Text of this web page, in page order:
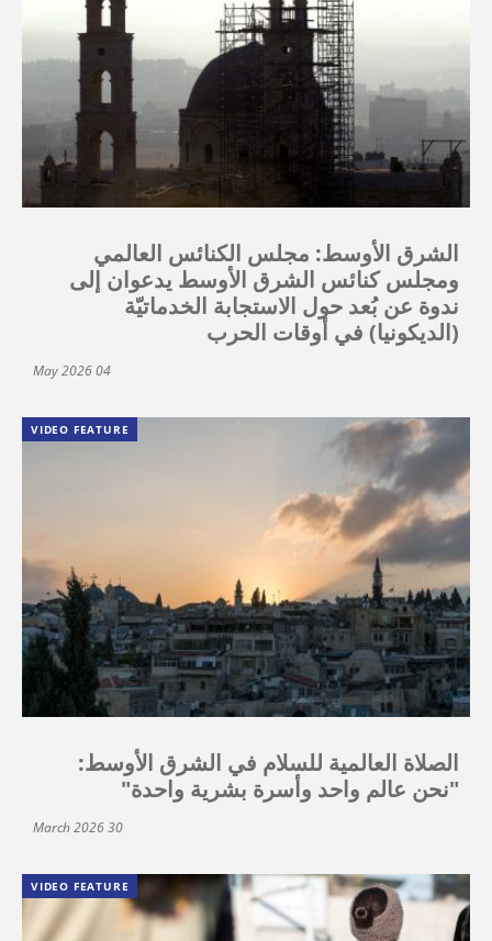
الشرق الأوسط: مجلس الكنائس العالمي
ومجلس كنائس الشرق الأوسط يدعوان إلى
ندوة عن بُعد حول الاستجابة الخدماتيّة
(الديكونيا) في أوقات الحرب
04 May 2026
VIDEO FEATURE
الصلاة العالمية للسلام في الشرق الأوسط:
"نحن عالم واحد وأسرة بشرية واحدة"
30 March 2026
VIDEO FEATURE